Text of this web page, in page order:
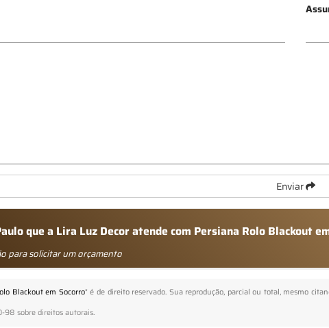
Enviar
que a Lira Luz Decor atende com Persiana Rolo Blackout
para solicitar um orçamento
Blackout em Socorro" é de direito reservado. Sua reprodução, parcial ou total, mesmo
98 sobre direitos autorais.